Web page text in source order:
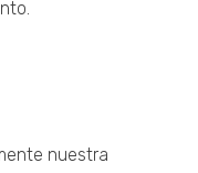
nuestra